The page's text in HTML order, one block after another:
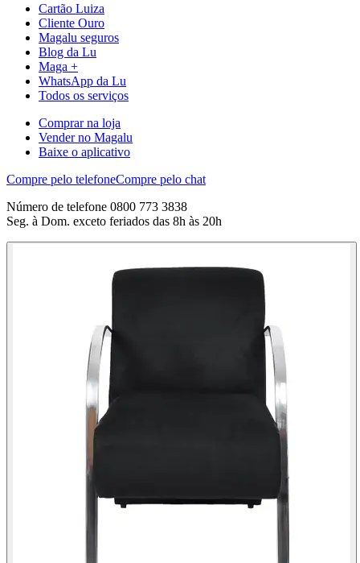
Cartão Luiza
Cliente Ouro
Magalu seguros
Blog da Lu
Maga +
WhatsApp da Lu
Todos os serviços
Comprar na loja
Vender no Magalu
Baixe o aplicativo
Compre pelo telefoneCompre pelo chat
Número de telefone 0800 773 3838
Seg. à Dom. exceto feriados das 8h às 20h